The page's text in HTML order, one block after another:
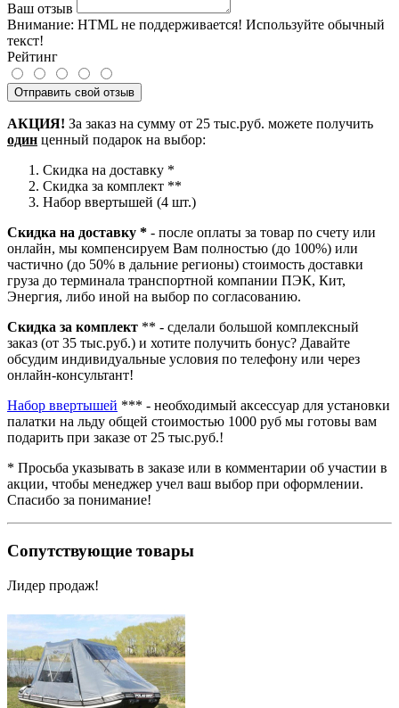
Ваш отзыв
Внимание: HTML не поддерживается! Используйте обычный
текст!
Рейтинг
Отправить свой отзыв
АКЦИЯ! За заказ на сумму от 25 тыс.руб. можете получить
один ценный подарок на выбор:
Скидка на доставку *
Скидка за комплект **
Набор ввертышей (4 шт.)
Скидка на доставку * - после оплаты за товар по счету или
онлайн, мы компенсируем Вам полностью (до 100%) или
частично (до 50% в дальние регионы) стоимость доставки
груза до терминала транспортной компании ПЭК, Кит,
Энергия, либо иной на выбор по согласованию.
Скидка за комплект ** - сделали большой комплексный
заказ (от 35 тыс.руб.) и хотите получить бонус? Давайте
обсудим индивидуальные условия по телефону или через
онлайн-консультант!
Набор ввертышей *** - необходимый аксессуар для установки
палатки на льду общей стоимостью 1000 руб мы готовы вам
подарить при заказе от 25 тыс.руб.!
* Просьба указывать в заказе или в комментарии об участии в
акции, чтобы менеджер учел ваш выбор при оформлении.
Спасибо за понимание!
Сопутствующие товары
Лидер продаж!